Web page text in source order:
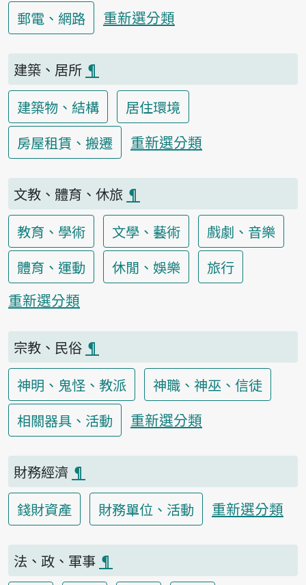
郵電、網路
重新選分類
建築、居所 ¶
建築物、結構
居住環境
房屋租賃、搬遷
重新選分類
文教、體育、休旅 ¶
教育、學術
文學、藝術
戲劇、音樂
體育、運動
休閒、娛樂
旅行
重新選分類
宗教、民俗 ¶
神明、鬼怪、教派
神職、神巫、信徒
相關器具、活動
重新選分類
財務經濟 ¶
錢財資產
財務單位、活動 重新選分類
法、政、軍事 ¶